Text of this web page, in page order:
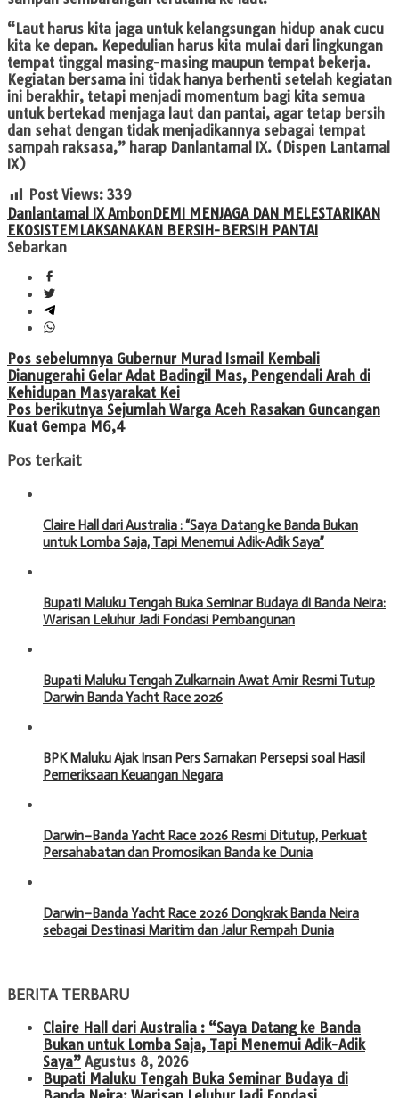
“Laut harus kita jaga untuk kelangsungan hidup anak cucu
kita ke depan. Kepedulian harus kita mulai dari lingkungan
tempat tinggal masing-masing maupun tempat bekerja.
Kegiatan bersama ini tidak hanya berhenti setelah kegiatan
ini berakhir, tetapi menjadi momentum bagi kita semua
untuk bertekad menjaga laut dan pantai, agar tetap bersih
dan sehat dengan tidak menjadikannya sebagai tempat
sampah raksasa,” harap Danlantamal IX. (Dispen Lantamal
IX)
Post Views: 339
Danlantamal IX AmbonDEMI MENJAGA DAN MELESTARIKAN
EKOSISTEMLAKSANAKAN BERSIH-BERSIH PANTAI
Sebarkan
Navigasi
pos
Pos sebelumnya Gubernur Murad Ismail Kembali
Dianugerahi Gelar Adat Badingil Mas, Pengendali Arah di
Kehidupan Masyarakat Kei
Pos berikutnya Sejumlah Warga Aceh Rasakan Guncangan
Kuat Gempa M6,4
Pos terkait
Claire Hall dari Australia : “Saya Datang ke Banda Bukan
untuk Lomba Saja, Tapi Menemui Adik-Adik Saya”
Bupati Maluku Tengah Buka Seminar Budaya di Banda Neira:
Warisan Leluhur Jadi Fondasi Pembangunan
Bupati Maluku Tengah Zulkarnain Awat Amir Resmi Tutup
Darwin Banda Yacht Race 2026
BPK Maluku Ajak Insan Pers Samakan Persepsi soal Hasil
Pemeriksaan Keuangan Negara
Darwin–Banda Yacht Race 2026 Resmi Ditutup, Perkuat
Persahabatan dan Promosikan Banda ke Dunia
Darwin–Banda Yacht Race 2026 Dongkrak Banda Neira
sebagai Destinasi Maritim dan Jalur Rempah Dunia
BERITA TERBARU
Claire Hall dari Australia : “Saya Datang ke Banda
Bukan untuk Lomba Saja, Tapi Menemui Adik-Adik
Saya” Agustus 8, 2026
Bupati Maluku Tengah Buka Seminar Budaya di